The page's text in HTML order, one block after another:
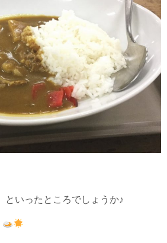
といったところでしょうか♪